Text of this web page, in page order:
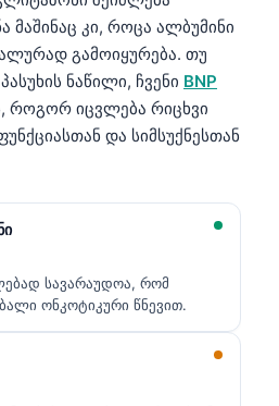
მაშინაც კი, როცა ალბუმინი
გამოიყურება. თუ
ნაწილი, ჩვენი BNP
როგორ იცვლება რიცხვი
და სიმსუქნესთან
სავარაუდოა, რომ
ონკოტიკური წნევით.